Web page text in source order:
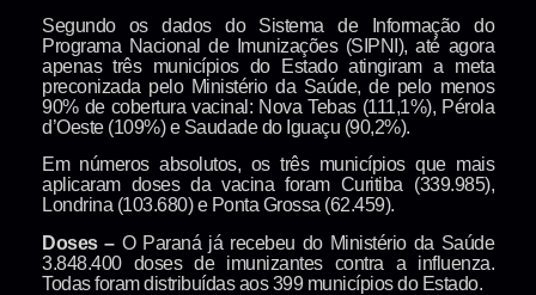
Segundo os dados do Sistema de Informação do
Programa Nacional de Imunizações (SIPNI), até agora
apenas três municípios do Estado atingiram a meta
preconizada pelo Ministério da Saúde, de pelo menos
90% de cobertura vacinal: Nova Tebas (111,1%), Pérola
d’Oeste (109%) e Saudade do Iguaçu (90,2%).
Em números absolutos, os três municípios que mais
aplicaram doses da vacina foram Curitiba (339.985),
Londrina (103.680) e Ponta Grossa (62.459).
Doses –O Paraná já recebeu do Ministério da Saúde
3.848.400 doses de imunizantes contra a influenza.
Todas foram distribuídas aos 399 municípios do Estado.